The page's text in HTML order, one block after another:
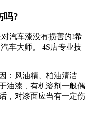
吗?
汽车漆没有损害的!希
车大师。 4S店专业技
：风油精、柏油清洁
油漆，有机溶剂一般偶
，对漆面应当有一定伤